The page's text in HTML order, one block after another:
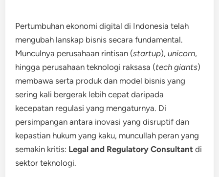
Pertumbuhan ekonomi digital di Indonesia telah
mengubah lanskap bisnis secara fundamental.
Munculnya perusahaan rintisan (startup),unicorn,
hingga perusahaan teknologi raksasa (tech giants)
membawa serta produk dan model bisnis yang
sering kali bergerak lebih cepat daripada
kecepatan regulasi yang mengaturnya. Di
persimpangan antara inovasi yang disruptif dan
kepastian hukum yang kaku, muncullah peran yang
semakin kritis: Legal and Regulatory Consultant di
sektor teknologi.